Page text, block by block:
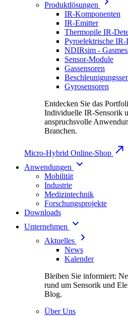
Produktlösungen
IR-Komponenten
IR-Emitter
Thermopile IR-
Pyroelektrische IR-
NDIRsim -
Sensor-Module
Gassensoren
Gyrosensoren
Entdecken Sie das
Individuelle IR-Sensorik
anspruchsvolle
Branchen.
Micro-Hybrid Online-Shop
Anwendungen
Mobilität
Industrie
Medizintechnik
Forschungsprojekte
Downloads
Unternehmen
Aktuelles
News
Kalender
Bleiben Sie informiert:
rund um Sensorik und
Blog.
Über Uns